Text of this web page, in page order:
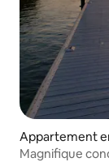
Appartement
Magnifique